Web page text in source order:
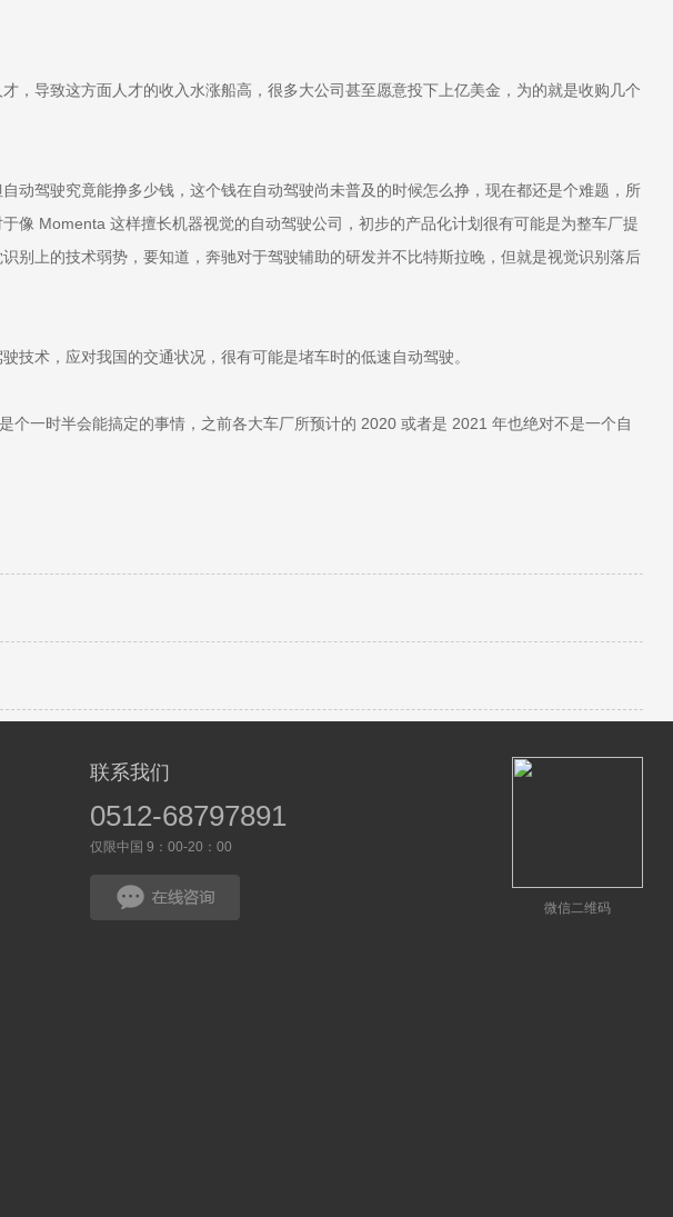
，导致这方面人才的收入水涨船高，很多大公司甚至愿意投下上亿美金，为的就是收购几个
动驾驶究竟能挣多少钱，这个钱在自动驾驶尚未普及的时候怎么挣，现在都还是个难题，所
像 Momenta 这样擅长机器视觉的自动驾驶公司，初步的产品化计划很有可能是为整车厂提
别上的技术弱势，要知道，奔驰对于驾驶辅助的研发并不比特斯拉晚，但就是视觉识别落后
术，应对我国的交通状况，很有可能是堵车时的低速自动驾驶。
一时半会能搞定的事情，之前各大车厂所预计的 2020 或者是 2021 年也绝对不是一个自
联系我们
0512-68797891
仅限中国 9：00-20：00
微信二维码